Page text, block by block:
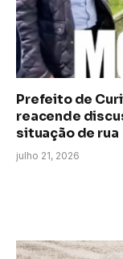
Prefeito de
reacende
situação de rua
julho 21, 2026